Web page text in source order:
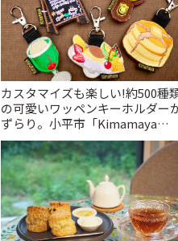
カスタマイズも楽しい!約500種
の可愛いワッペンキーホルダー
ずらり。小平市「Kimamaya
T&K」 | ことりっぷ